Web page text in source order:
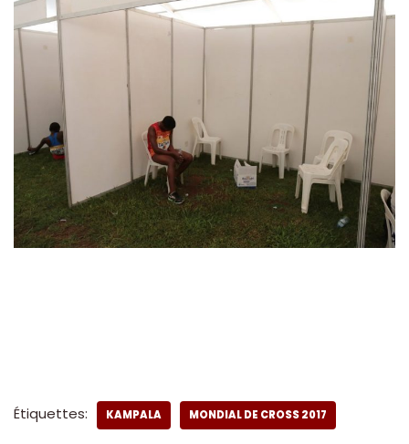
Étiquettes: KAMPALA MONDIAL DE CROSS 2017